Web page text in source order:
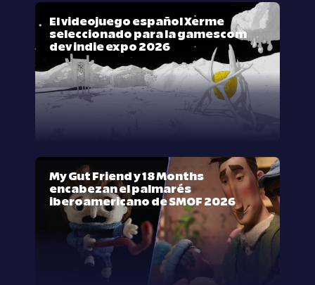
El videojuego español Xerme
seleccionado para la gamescom
dev indie expo 2026
My Gut Friend y 18 Months
encabezan el palmarés
iberoamericano de SMOF 2026